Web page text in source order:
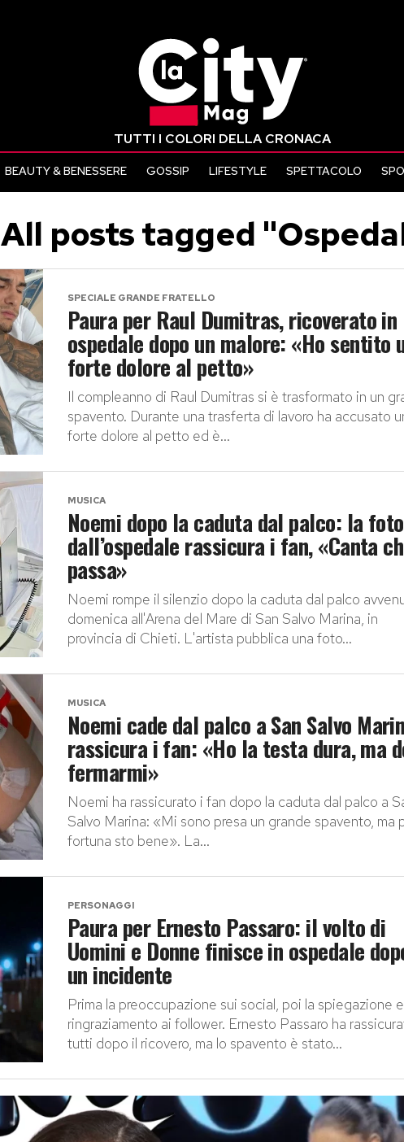
TUTTI I COLORI DELLA CRONACA
BEAUTY & BENESSERE GOSSIP LIFESTYLE SPETTACOLO
All posts tagged
SPECIALE GRANDE FRATELLO
Paura per Raul Dumitras, ricoverato in
ospedale dopo un malore: «Ho sentito
forte dolore al petto»
Il compleanno di Raul Dumitras si è trasformato in un
spavento. Durante una trasferta di lavoro ha accusato
forte dolore al petto ed è...
MUSICA
Noemi dopo la caduta dal palco: la foto
dall’ospedale rassicura i fan, «Canta
passa»
Noemi rompe il silenzio dopo la caduta dal palco
domenica all'Arena del Mare di San Salvo Marina, in
provincia di Chieti. L'artista pubblica una foto...
MUSICA
Noemi cade dal palco a San Salvo
rassicura i fan: «Ho la testa dura, ma
fermarmi»
Noemi ha rassicurato i fan dopo la caduta dal palco a
Salvo Marina: «Mi sono presa un grande spavento, ma
fortuna sto bene». La...
PERSONAGGI
Paura per Ernesto Passaro: il volto di
Uomini e Donne finisce in ospedale
un incidente
Prima la preoccupazione sui social, poi la spiegazione
ringraziamento ai follower. Ernesto Passaro ha
tutti dopo il ricovero, ma lo spavento è stato...